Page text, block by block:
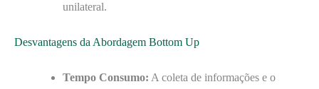
unilateral.
Desvantagens da Abordagem Bottom Up
Tempo Consumo: A coleta de informações e o